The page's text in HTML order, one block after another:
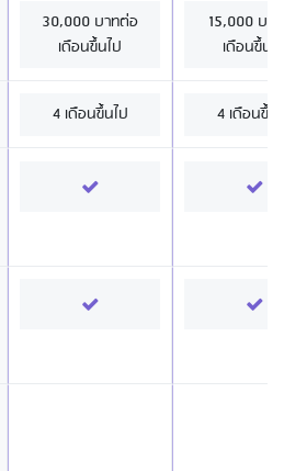
30,000 บาทต่อ
เดือนขึ้นไป
15,000 บา
เดือนขึ้นไ
4 เดือนขึ้นไป 4 เดือนขึ้น